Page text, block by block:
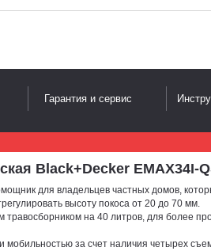
Black+Decker EMAX34I-
для владельцев частных домов,
высоту покоса от 20 до 70 мм.
на 40 литров, для более
мобильностью за счет наличия четырех
Гарантия и сервис